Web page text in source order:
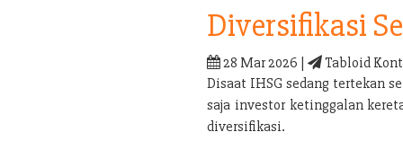
Diversifikasi
28 Mar 2026 |
Tabloid
Disaat IHSG sedang tertekan
saja investor ketinggalan
diversifikasi.